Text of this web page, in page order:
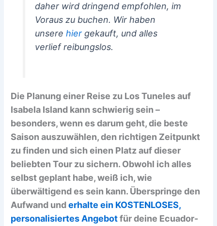
daher wird dringend empfohlen, im
Voraus zu buchen. Wir haben
unsere hiergekauft, und alles
verlief reibungslos.
Die Planung einer Reise zu Los Tuneles auf
Isabela Island kann schwierig sein –
besonders, wenn es darum geht, die beste
Saison auszuwählen, den richtigen Zeitpunkt
zu finden und sich einen Platz auf dieser
beliebten Tour zu sichern. Obwohl ich alles
selbst geplant habe, weiß ich, wie
überwältigend es sein kann. Überspringe den
Aufwand underhalte ein KOSTENLOSES,
personalisiertes Angebotfür deine Ecuador-